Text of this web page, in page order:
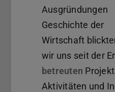
Ausgründungen
Geschichte der
Wirtschaft
wir uns seit der
betreuten (wird
Aktivitäten und